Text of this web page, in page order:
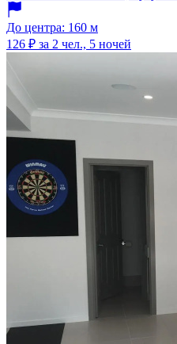
До центра: 160 м
126 ₽ за 2 чел., 5 ночей